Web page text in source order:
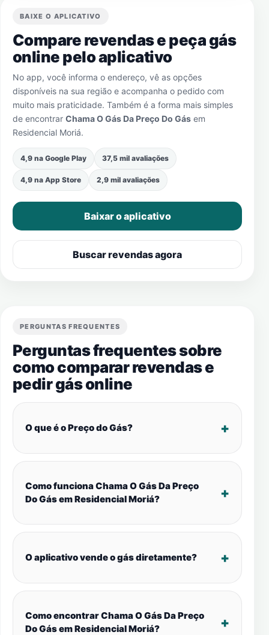
BAIXE O APLICATIVO
Compare revendas e peça gás
online pelo aplicativo
No app, você informa o endereço, vê as opções
disponíveis na sua região e acompanha o pedido com
muito mais praticidade. Também é a forma mais simples
de encontrar Chama O Gás Da Preço Do Gás em
Residencial Moriá.
4,9 na Google Play 37,5 mil avaliações
4,9 na App Store 2,9 mil avaliações
Baixar o aplicativo
Buscar revendas agora
PERGUNTAS FREQUENTES
Perguntas frequentes sobre
como comparar revendas e
pedir gás online
O que é o Preço do Gás?
Como funciona Chama O Gás Da Preço
Do Gás em Residencial Moriá?
O aplicativo vende o gás diretamente?
Como encontrar Chama O Gás Da Preço
Do Gás em Residencial Moriá?